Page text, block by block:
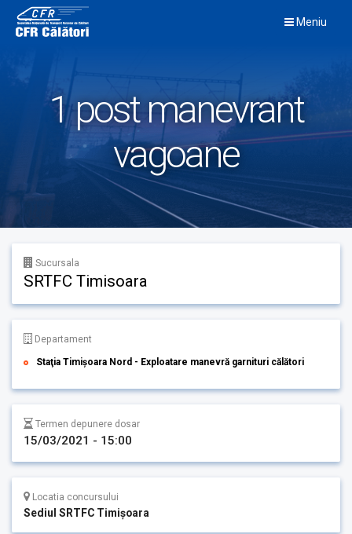
content
Meniu
1 post manevrant
vagoane
Sucursala
SRTFC Timisoara
Departament
Staţia Timișoara Nord - Exploatare manevră garnituri călători
Termen depunere dosar
15/03/2021 - 15:00
Locatia concursului
Sediul SRTFC Timişoara